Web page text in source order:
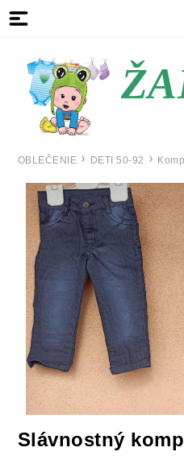
OBLEČENIE DETI 50-92
Slávnostný